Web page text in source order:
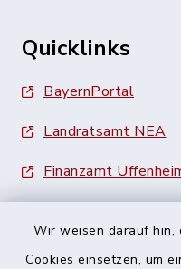
Wir weisen darauf hin,
Cookies einsetzen, um
Quicklinks
BayernPortal
Landratsamt NEA
Finanzamt